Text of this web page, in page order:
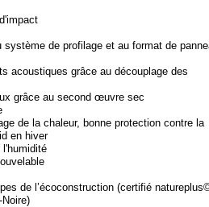
système de profilage et au format de
acoustiques grâce au découplage des
grâce au second œuvre sec
de la chaleur, bonne protection contre la
en hiver
de l’écoconstruction (certifié
Noire)